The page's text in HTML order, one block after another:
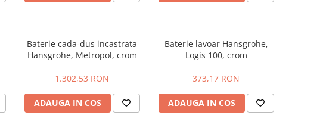
Baterie cada-dus incastrata
Hansgrohe, Metropol, crom
1.302,53 RON
ADAUGA IN COS
Baterie lavoar Hansgrohe,
Logis 100, crom
373,17 RON
ADAUGA IN COS